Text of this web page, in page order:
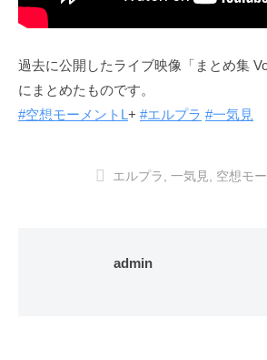
過去に公開したライブ映像「まとめ集
にまとめたものです。
#空想モーメントL+ #エルプラ #一気見
エルプラ , 一気見, 空想モ
admin